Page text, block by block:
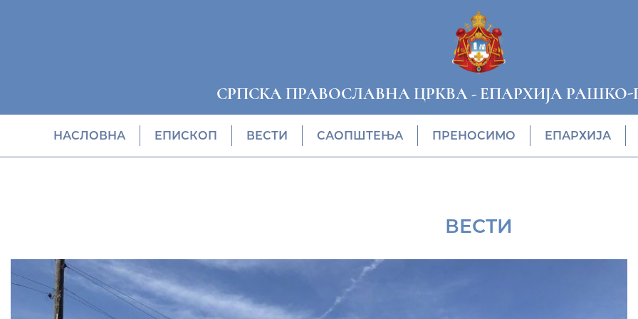
СРПСКА ПРАВОСЛАВНА ЦРКВА- ЕПАРХИЈА
НАСЛОВНА EПИСКОП ВЕСТИ САОПШТЕЊА ПРЕНОСИМО ЕПАРХИЈА
ВЕСТИ